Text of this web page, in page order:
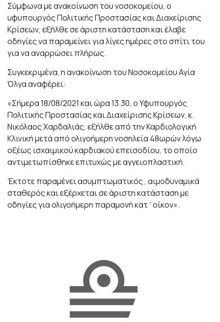
Σύμφωνα με ανακοίνωση του νοσοκομείου, ο
υφυπουργός Πολιτικής Προστασίας και Διαχείρισης
Κρίσεων, εξήλθε σε άριστη κατάσταση και έλαβε
οδηγίες να παραμείνει για λίγες ημέρες στο σπίτι του
για να αναρρώσει πλήρως.
Συγκεκριμένα, η ανακοίνωση του Νοσοκομείου Αγία
Όλγα αναφέρει:
«Σήμερα 18/08/2021 και ώρα 13.30, ο Υφυπουργός
Πολιτικής Προστασίας και Διαχείρισης Κρίσεων, κ.
Νικόλαος Χαρδαλιάς, εξήλθε από την Καρδιολογική
Κλινική μετά από ολιγοήμερη νοσηλεία 48ωρών λόγω
οξέως ισχαιμικού καρδιακού επεισοδίου, το οποίο
αντιμετωπίσθηκε επιτυχώς με αγγειοπλαστική.
Έκτοτε παραμένει ασυμπτωματικός , αιμοδυναμικά
σταθερός και εξέρχεται σε άριστη κατάσταση με
οδηγίες για ολιγοήμερη παραμονή κατ΄οίκον».